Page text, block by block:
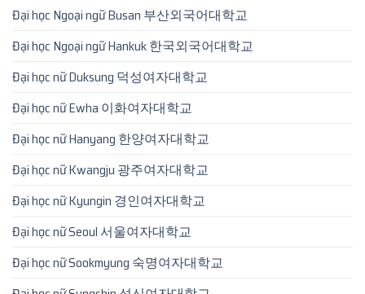
Đại học Ngoại ngữ Busan 부산외국어대학교
Đại học Ngoại ngữ Hankuk 한국외국어대학교
Đại học nữ Duksung 덕성여자대학교
Đại học nữ Ewha 이화여자대학교
Đại học nữ Hanyang 한양여자대학교
Đại học nữ Kwangju 광주여자대학교
Đại học nữ Kyungin 경인여자대학교
Đại học nữ Seoul 서울여자대학교
Đại học nữ Sookmyung 숙명여자대학교